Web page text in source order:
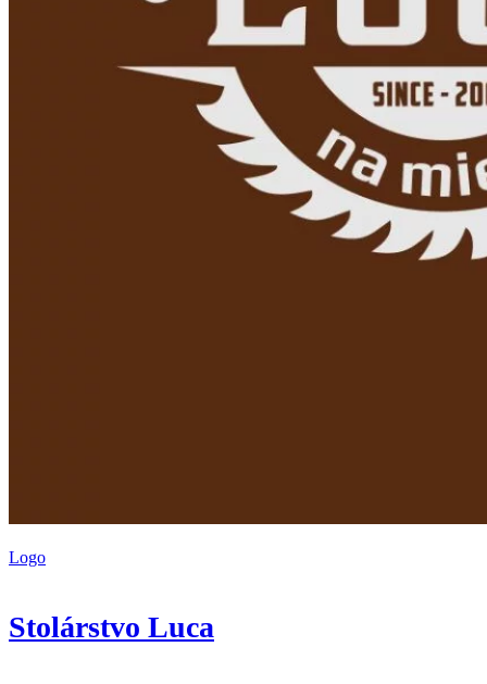
Logo
Stolárstvo Luca